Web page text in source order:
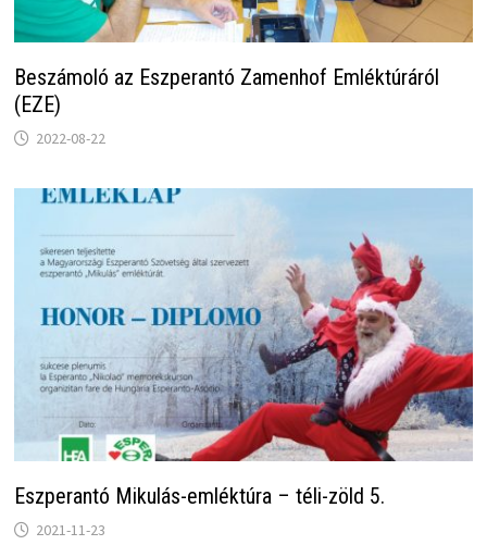
Beszámoló az Eszperantó Zamenhof Emléktúráról
(EZE)
2022-08-22
Eszperantó Mikulás-emléktúra – téli-zöld 5.
2021-11-23